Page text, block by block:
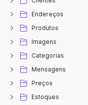
Endereços
Produtos
Imagens
Categorias
Mensagens
Preços
Estoques